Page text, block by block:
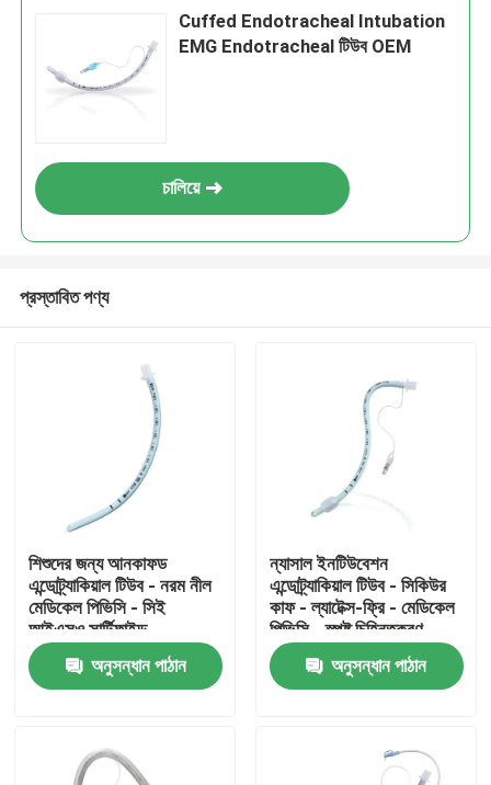
বাড়ি
VR প্রদর্শন
Cuffed Endotracheal Intubation
EMG Endotracheal টিউব OEM
চালিয়ে
প্রস্তাবিত পণ্য
শিশুদের জন্য আনকাফড
এন্ডোট্র্যাকিয়াল টিউব - নরম নীল
মেডিকেল পিভিসি - সিই
আইএসও সার্টিফাইড
অনুসন্ধান পাঠান
ন্যাসাল ইনটিউবেশন
এন্ডোট্র্যাকিয়াল টিউব - সিকিউর
কাফ - ল্যাটেক্স-ফ্রি - মেডিকেল
পিভিসি - স্পষ্ট চিহ্নিতকরণ
অনুসন্ধান পাঠান